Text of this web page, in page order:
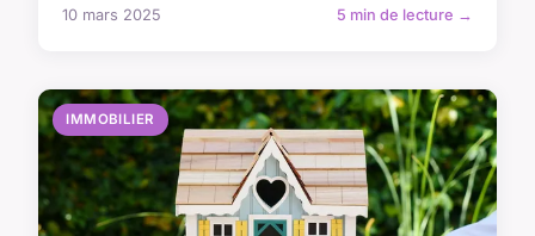
10 mars 2025 5 min de lecture →
IMMOBILIER